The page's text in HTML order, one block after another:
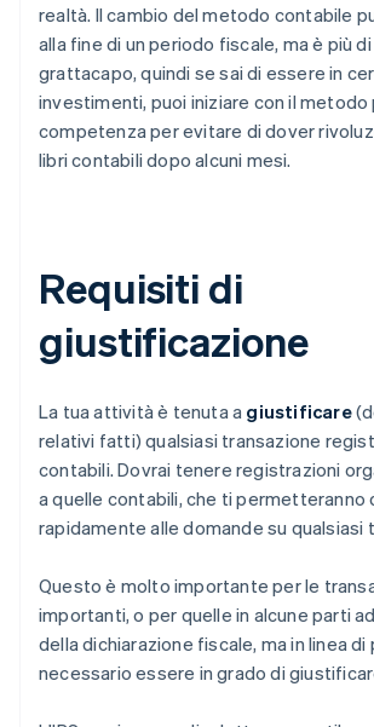
realtà. Il cambio del metodo contabile
alla fine di un periodo fiscale, ma è più
grattacapo, quindi se sai di essere in
investimenti, puoi iniziare con il metodo
competenza per evitare di dover
libri contabili dopo alcuni mesi.
Requisiti di
giustificazione
La tua attività è tenuta a giustificare
relativi fatti) qualsiasi transazione
contabili. Dovrai tenere registrazioni
a quelle contabili, che ti permetteranno
rapidamente alle domande su qualsiasi
Questo è molto importante per le
importanti, o per quelle in alcune parti
della dichiarazione fiscale, ma in linea di
necessario essere in grado di